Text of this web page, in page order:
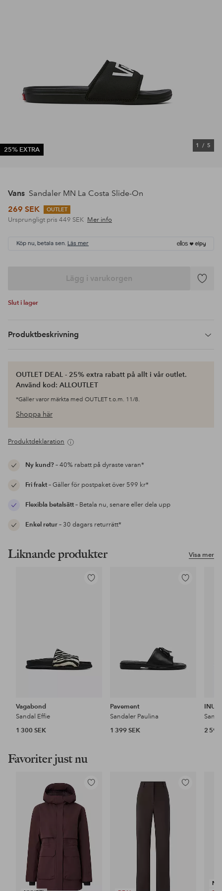
25% EXTRA
1 / 5
Vans Sandaler MN La Costa Slide-On
269 SEK
OUTLET
Ursprungligt pris 449 SEK Mer info
Köp nu, betala sen. Läs mer
Lägg i varukorgen
Lägg
Slut i lager
Produktbeskrivning
OUTLET DEAL - 25% extra rabatt på allt i vår outlet.
Använd kod: ALLOUTLET
*Gäller varor märkta med OUTLET t.o.m. 11/8.
Shoppa här
Produktdeklaration
Ny kund?– 40% rabatt på dyraste varan*
Fri frakt– Gäller för postpaket över 599 kr*
Flexibla betalsätt– Betala nu, senare eller dela upp
Enkel retur– 30 dagars returrätt*
Visa mer
Liknande produkter
Lägg
Vagabond
Sandal Effie
1 300 SEK
Lägg
Pavement
Sandaler Paulina
1 399 SEK
2 599
Favoriter just nu
Lägg
favoriter
Lägg